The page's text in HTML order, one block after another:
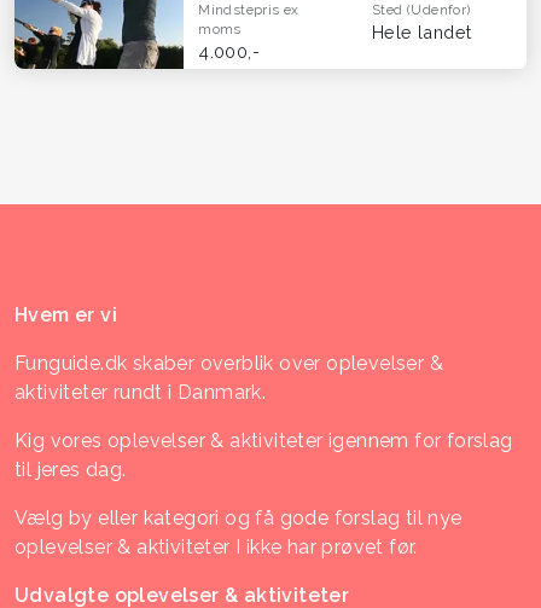
Mindstepris ex
moms
4.000,-
Sted(Udenfor)
Hele landet
Hvem er vi
Funguide.dk skaber overblik over oplevelser &
aktiviteter rundt i Danmark.
Kig vores oplevelser & aktiviteter igennem for forslag
til jeres dag.
Vælg by eller kategori og få gode forslag til nye
oplevelser & aktiviteter I ikke har prøvet før.
Udvalgte oplevelser & aktiviteter